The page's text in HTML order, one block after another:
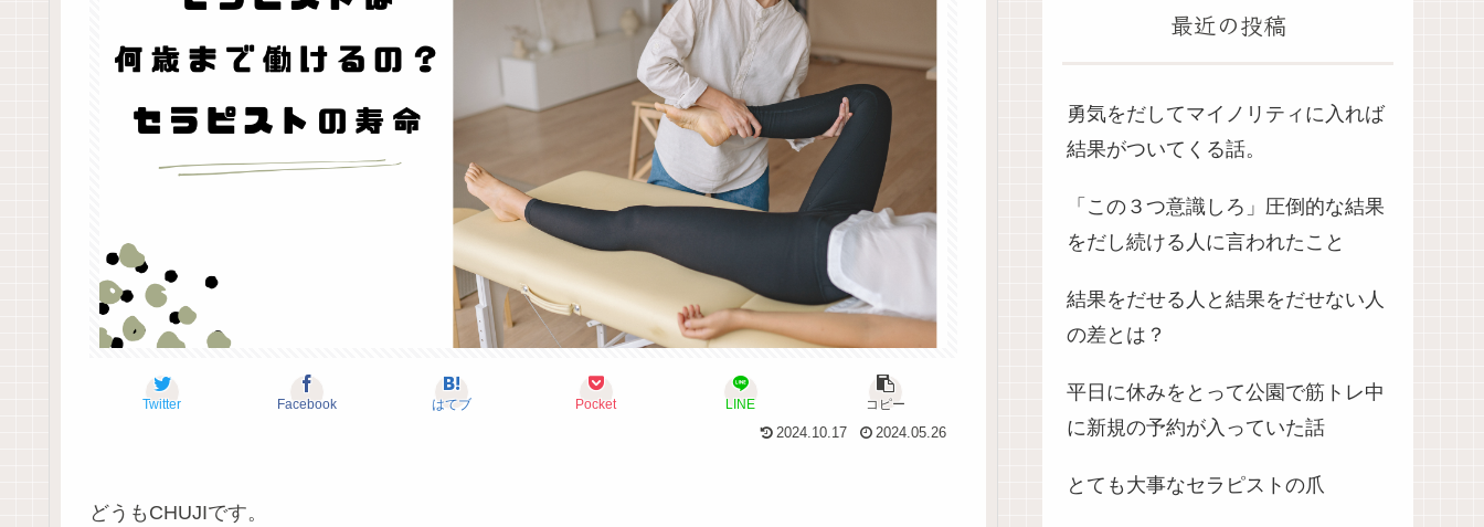
Twitter Facebook はてブ Pocket LINE
コピー
2024.10.17
2024.05.26
どうもCHUJIです。
最近の投稿
勇気をだしてマイノリティに入れば
結果がついてくる話。
「この３つ意識しろ」圧倒的な結果
をだし続ける人に言われたこと
結果をだせる人と結果をだせない人
の差とは？
平日に休みをとって公園で筋トレ中
に新規の予約が入っていた話
とても大事なセラピストの爪